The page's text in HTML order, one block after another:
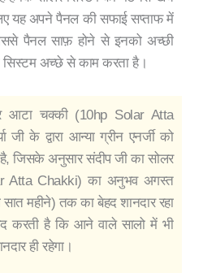
यह अपने पैनल की सफाई सप्ताफ में
पैनल साफ़ होने से इनको अच्छी
सिस्टम अच्छे से काम करता है।
आटा चक्की (10hp Solar Atta
जी के द्वारा आन्या ग्रीन एनर्जी को
है, जिसके अनुसार संदीप जी का सोलर
Atta Chakki) का अनुभव अगस्त
महीने) तक का बेहद शानदार रहा
करती है कि आने वाले सालो में भी
ही रहेगा।